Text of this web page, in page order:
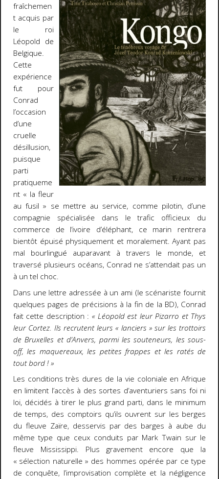
fraîchemen
t acquis par
le roi
Léopold de
Belgique.
Cette
expérience
fut pour
Conrad
l’occasion
d’une
cruelle
désillusion,
puisque
parti
pratiqueme
nt « la fleur
au fusil » se mettre au service, comme pilotin, d’une
compagnie spécialisée dans le trafic officieux du
commerce de l’ivoire d’éléphant, ce marin rentrera
bientôt épuisé physiquement et moralement. Ayant pas
mal bourlingué auparavant à travers le monde, et
traversé plusieurs océans, Conrad ne s’attendait pas un
à un tel choc.
Dans une lettre adressée à un ami (le scénariste fournit
quelques pages de précisions à la fin de la BD), Conrad
fait cette description : « Léopold est leur Pizarro et Thys
leur Cortez. Ils recrutent leurs « lanciers » sur les trottoirs
de Bruxelles et d’Anvers, parmi les souteneurs, les sous-
off, les maquereaux, les petites frappes et les ratés de
tout bord ! »
Les conditions très dures de la vie coloniale en Afrique
en limitent l’accès à des sortes d’aventuriers sans foi ni
loi, décidés à tirer le plus grand parti, dans le minimum
de temps, des comptoirs qu’ils ouvrent sur les berges
du fleuve Zaïre, desservis par des barges à aube du
même type que ceux conduits par Mark Twain sur le
fleuve Mississippi. Plus gravement encore que la
« sélection naturelle » des hommes opérée par ce type
de conquête, l’improvisation complète et la négligence